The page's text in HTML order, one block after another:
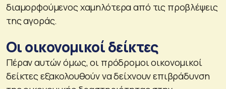
διαμορφούμενος χαμηλότερα από τις προβλέψεις
της αγοράς.
Οι οικονομικοί δείκτες
Πέραν αυτών όμως, οι πρόδρομοι οικονομικοί
δείκτες εξακολουθούν να δείχνουν επιβράδυνση